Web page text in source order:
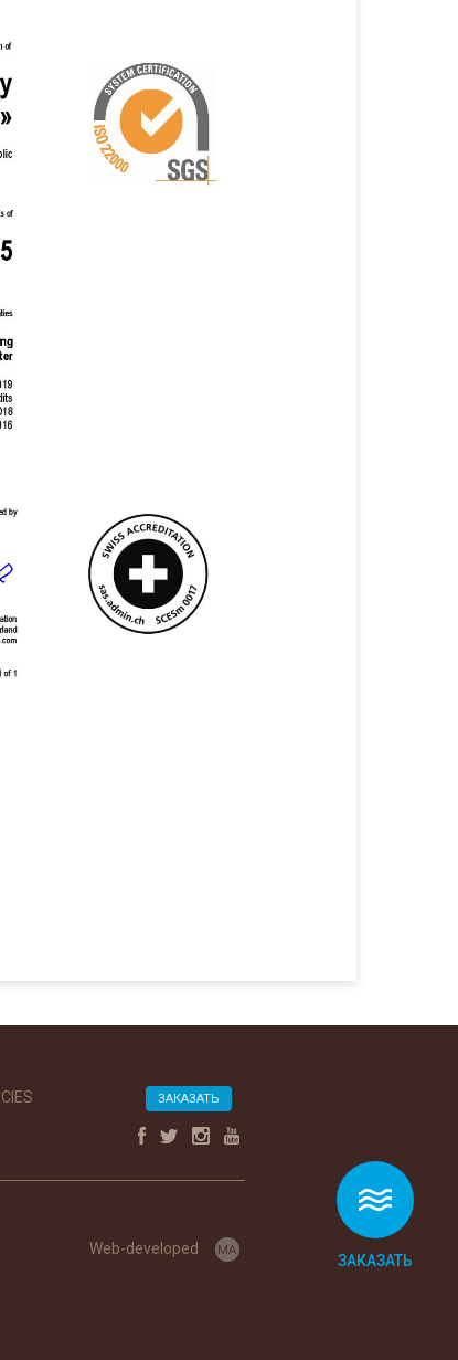
ЗАКАЗАТЬ
Web-developed
ЗАКАЗАТЬ